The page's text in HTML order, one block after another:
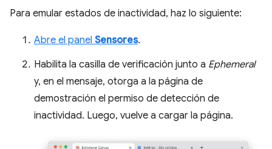
Para emular estados de inactividad, haz lo siguiente:
Abre el panel Sensores.
Habilita la casilla de verificación junto a Ephemeral
y, en el mensaje, otorga a la página de
demostración el permiso de detección de
inactividad. Luego, vuelve a cargar la página.